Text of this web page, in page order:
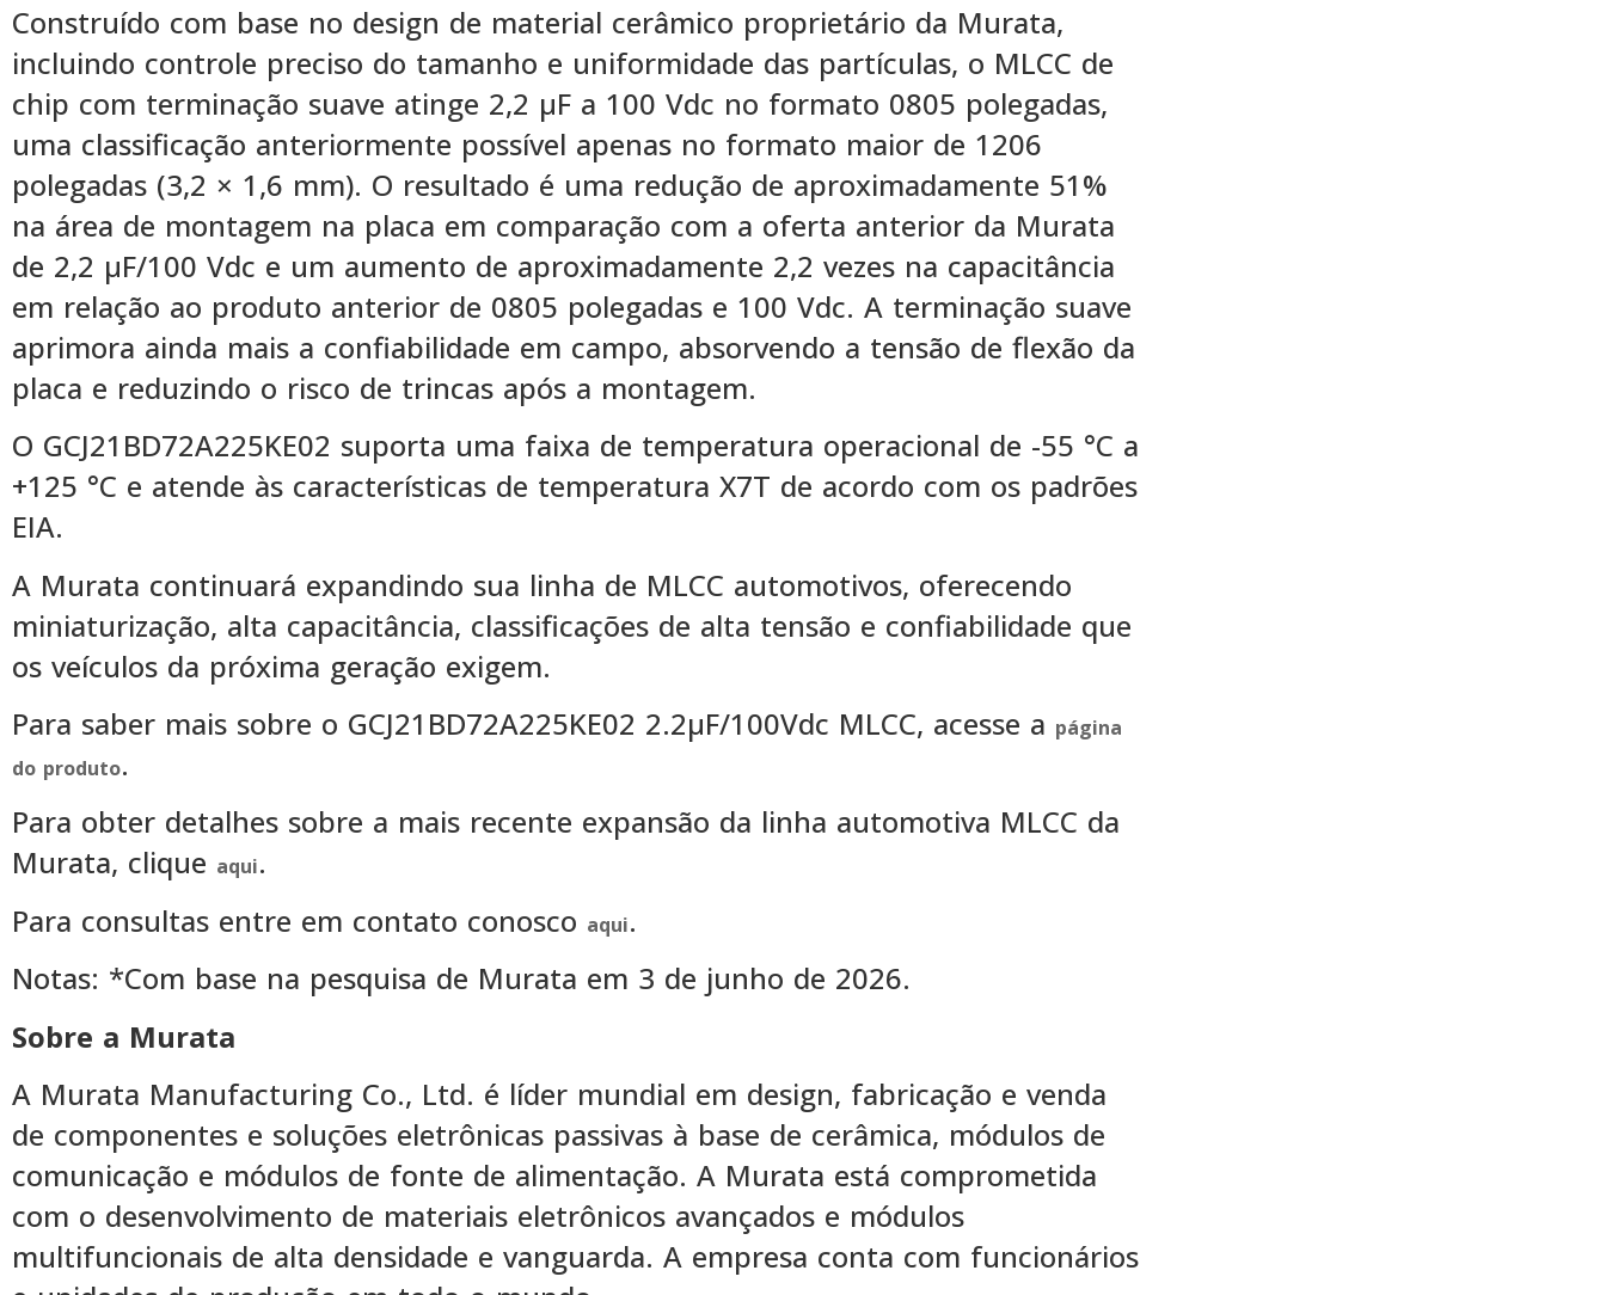
Construído com base no design de material cerâmico proprietário da Murata,
incluindo controle preciso do tamanho e uniformidade das partículas, o MLCC de
chip com terminação suave atinge 2,2 μF a 100 Vdc no formato 0805 polegadas,
uma classificação anteriormente possível apenas no formato maior de 1206
polegadas (3,2 × 1,6 mm). O resultado é uma redução de aproximadamente 51%
na área de montagem na placa em comparação com a oferta anterior da Murata
de 2,2 μF/100 Vdc e um aumento de aproximadamente 2,2 vezes na capacitância
em relação ao produto anterior de 0805 polegadas e 100 Vdc. A terminação suave
aprimora ainda mais a confiabilidade em campo, absorvendo a tensão de flexão da
placa e reduzindo o risco de trincas após a montagem.
O GCJ21BD72A225KE02 suporta uma faixa de temperatura operacional de -55 °C a
+125 °C e atende às características de temperatura X7T de acordo com os padrões
EIA.
A Murata continuará expandindo sua linha de MLCC automotivos, oferecendo
miniaturização, alta capacitância, classificações de alta tensão e confiabilidade que
os veículos da próxima geração exigem.
Para saber mais sobre o GCJ21BD72A225KE02 2.2μF/100Vdc MLCC, acesse a página
do produto.
Para obter detalhes sobre a mais recente expansão da linha automotiva MLCC da
Murata, clique aqui.
Para consultas entre em contato conosco aqui.
Notas: *Com base na pesquisa de Murata em 3 de junho de 2026.
Sobre a Murata
A Murata Manufacturing Co., Ltd. é líder mundial em design, fabricação e venda
de componentes e soluções eletrônicas passivas à base de cerâmica, módulos de
comunicação e módulos de fonte de alimentação. A Murata está comprometida
com o desenvolvimento de materiais eletrônicos avançados e módulos
multifuncionais de alta densidade e vanguarda. A empresa conta com funcionários